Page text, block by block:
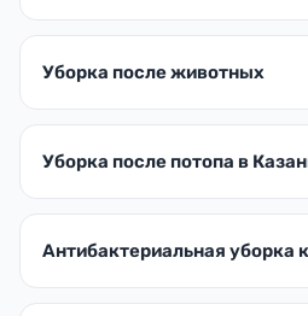
Уборка после животных
Уборка после потопа в
Антибактериальная уборка